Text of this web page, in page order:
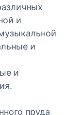
и
и
и
пруда